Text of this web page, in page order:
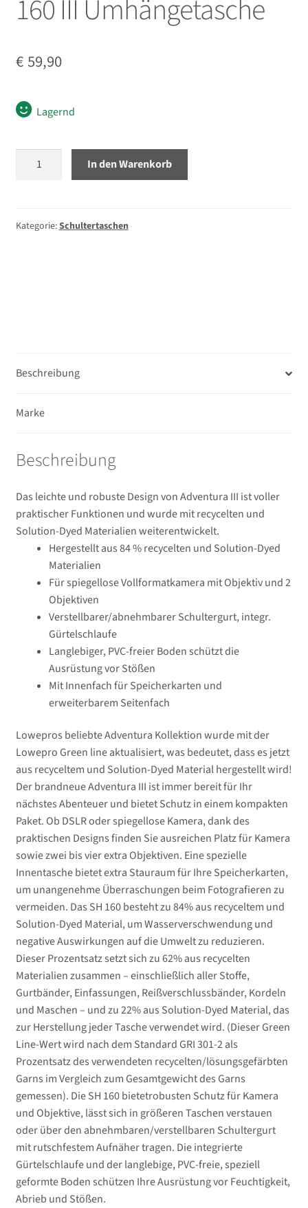
Second-Hand
160 III Umhängetasche
€ 59,90
Lagernd
Lowepro
III
In den Warenkorb
Kategorie:Schultertaschen
Beschreibung
Marke
Beschreibung
Das leichte und robuste Design von Adventura III ist voller
praktischer Funktionen und wurde mit recycelten und
Solution-Dyed Materialien weiterentwickelt.
Hergestellt aus 84 % recycelten und Solution-Dyed
Materialien
Für spiegellose Vollformatkamera mit Objektiv und 2
Objektiven
Verstellbarer/abnehmbarer Schultergurt, integr.
Gürtelschlaufe
Langlebiger, PVC-freier Boden schützt die
Ausrüstung vor Stößen
Mit Innenfach für Speicherkarten und
erweiterbarem Seitenfach
Lowepros beliebte Adventura Kollektion wurde mit der
Lowepro Green line aktualisiert, was bedeutet, dass es jetzt
aus recyceltem und Solution-Dyed Material hergestellt wird!
Der brandneue Adventura III ist immer bereit für Ihr
nächstes Abenteuer und bietet Schutz in einem kompakten
Paket. Ob DSLR oder spiegellose Kamera, dank des
praktischen Designs finden Sie ausreichen Platz für Kamera
sowie zwei bis vier extra Objektiven. Eine spezielle
Innentasche bietet extra Stauraum für Ihre Speicherkarten,
um unangenehme Überraschungen beim Fotografieren zu
vermeiden. Das SH 160 besteht zu 84% aus recyceltem und
Solution-Dyed Material, um Wasserverschwendung und
negative Auswirkungen auf die Umwelt zu reduzieren.
Dieser Prozentsatz setzt sich zu 62% aus recycelten
Materialien zusammen – einschließlich aller Stoffe,
Gurtbänder, Einfassungen, Reißverschlussbänder, Kordeln
und Maschen – und zu 22% aus Solution-Dyed Material, das
zur Herstellung jeder Tasche verwendet wird. (Dieser Green
Line-Wert wird nach dem Standard GRI 301-2 als
Prozentsatz des verwendeten recycelten/lösungsgefärbten
Garns im Vergleich zum Gesamtgewicht des Garns
gemessen). Die SH 160 bietetrobusten Schutz für Kamera
und Objektive, lässt sich in größeren Taschen verstauen
oder über den abnehmbaren/verstellbaren Schultergurt
mit rutschfestem Aufnäher tragen. Die integrierte
Gürtelschlaufe und der langlebige, PVC-freie, speziell
geformte Boden schützen Ihre Ausrüstung vor Feuchtigkeit,
Abrieb und Stößen.